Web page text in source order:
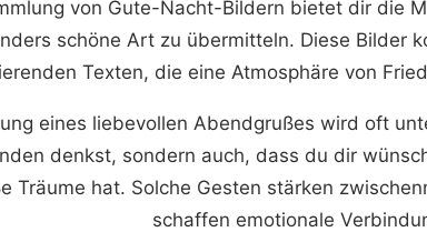
von Gute-Nacht-Bildern bietet dir die
schöne Art zu übermitteln. Diese Bilder
Texten, die eine Atmosphäre von
eines liebevollen Abendgrußes wird oft
denkst, sondern auch, dass du dir
Träume hat. Solche Gesten stärken
schaffen emotionale